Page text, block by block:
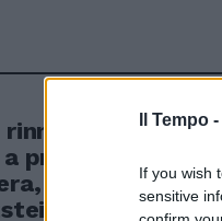
Il Tempo -
If you wish
sensitive
rinnova fino al
a prescindere
attesa per le
e Floccari